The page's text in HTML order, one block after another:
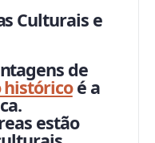
Culturais e
de
é a
estão